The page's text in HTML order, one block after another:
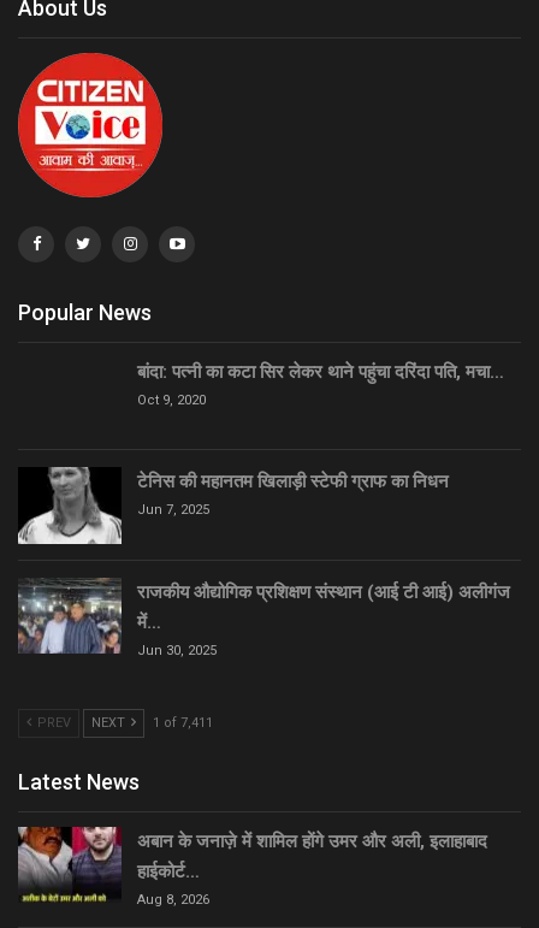
About Us
Popular News
बांदा: पत्नी का कटा सिर लेकर थाने पहुंचा दरिंदा पति, मचा…
Oct 9, 2020
टेनिस की महानतम खिलाड़ी स्टेफी ग्राफ का निधन
Jun 7, 2025
राजकीय औद्योगिक प्रशिक्षण संस्थान (आई टी आई) अलीगंज
में…
Jun 30, 2025
PREV NEXT 1 of 7,411
Latest News
अबान के जनाज़े में शामिल होंगे उमर और अली, इलाहाबाद
हाईकोर्ट…
Aug 8, 2026